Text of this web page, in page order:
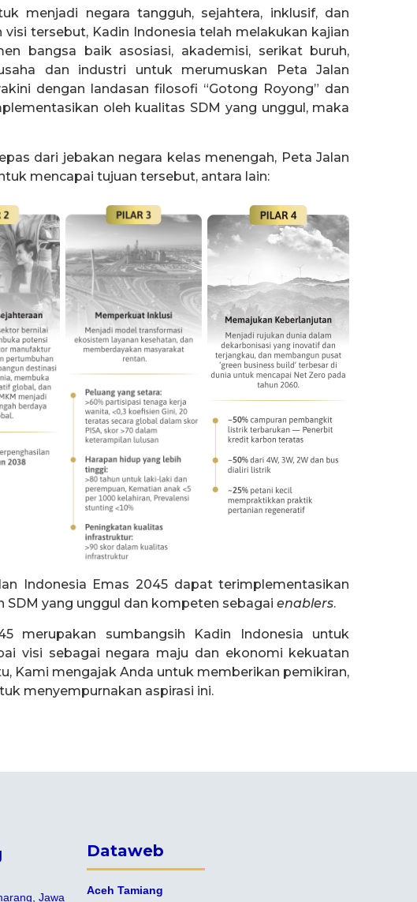
menjadi negara tangguh, sejahtera, inklusif, dan
tersebut, Kadin Indonesia telah melakukan kajian
bangsa baik asosiasi, akademisi, serikat buruh,
dan industri untuk merumuskan Peta Jalan
dengan landasan filosofi “Gotong Royong” dan
oleh kualitas SDM yang unggul, maka
dari jebakan negara kelas menengah, Peta Jalan
mencapai tujuan tersebut, antara lain:
Indonesia Emas 2045 dapat terimplementasikan
yang unggul dan kompeten sebagai enablers.
merupakan sumbangsih Kadin Indonesia untuk
visi sebagai negara maju dan ekonomi kekuatan
Kami mengajak Anda untuk memberikan pemikiran,
menyempurnakan aspirasi ini.
Jawa
Dataweb
Aceh Tamiang